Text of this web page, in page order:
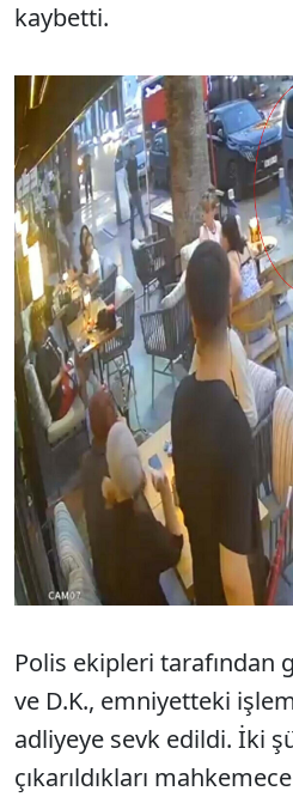
kaybetti.
Polis ekipleri tarafından
ve D.K., emniyetteki
adliyeye sevk edildi. İki
çıkarıldıkları